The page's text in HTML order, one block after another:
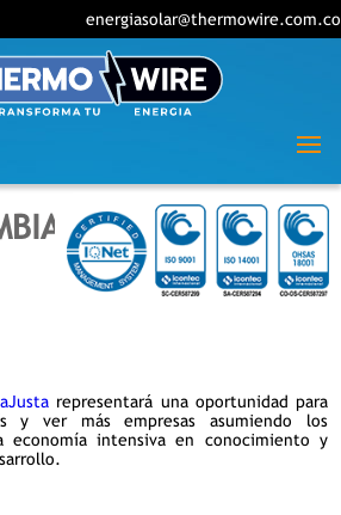
energiasolar@thermowire.com.co
VISITA NUESTRA
representará una oportunidad para
y ver más empresas asumiendo los
economía intensiva en conocimiento y